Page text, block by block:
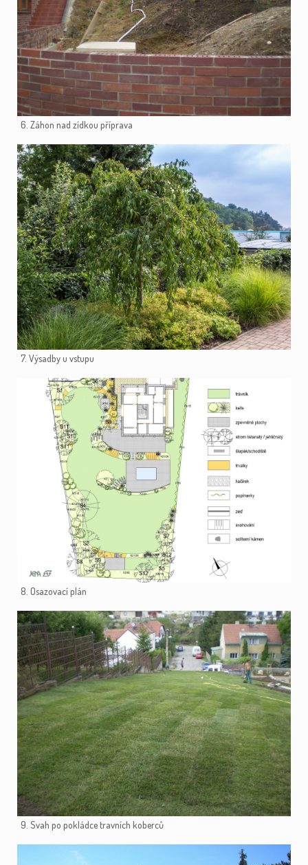
6. Záhon nad zídkou příprava
7. Výsadby u vstupu
8. Osazovací plán
9. Svah po pokládce travních koberců